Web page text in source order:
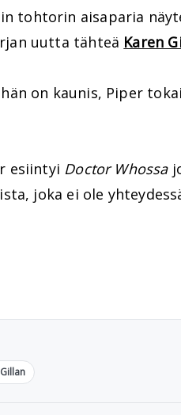
tohtorin aisaparia
uutta tähteä Karen
on kaunis, Piper
esiintyi Doctor Whossa
joka ei ole